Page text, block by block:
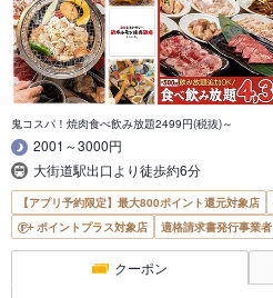
鬼コスパ！焼肉食べ飲み放題2499円(税抜)～
2001～3000円
大街道駅出口より徒歩約6分
【アプリ予約限定】最大800ポイント還元対象店
ポイントプラス対象店
適格請求書発行事業者
クーポン